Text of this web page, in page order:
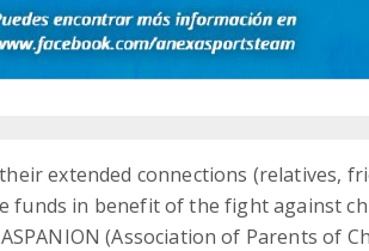
extended connections (relatives,
funds in benefit of the fight against
(Association of Parents of